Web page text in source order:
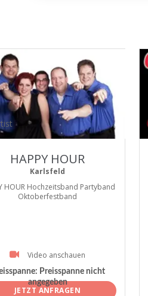
HAPPY HOUR
Karlsfeld
HOUR Hochzeitsband Partyband
Oktoberfestband
Video anschauen
Preisspanne nicht
angegeben
JETZT ANFRAGEN